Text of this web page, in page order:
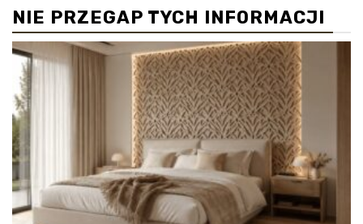
NIE PRZEGAP TYCH INFORMACJI